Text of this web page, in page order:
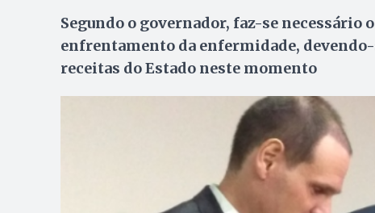
Segundo o governador, faz-se necessário
enfrentamento da enfermidade,
receitas do Estado neste momento